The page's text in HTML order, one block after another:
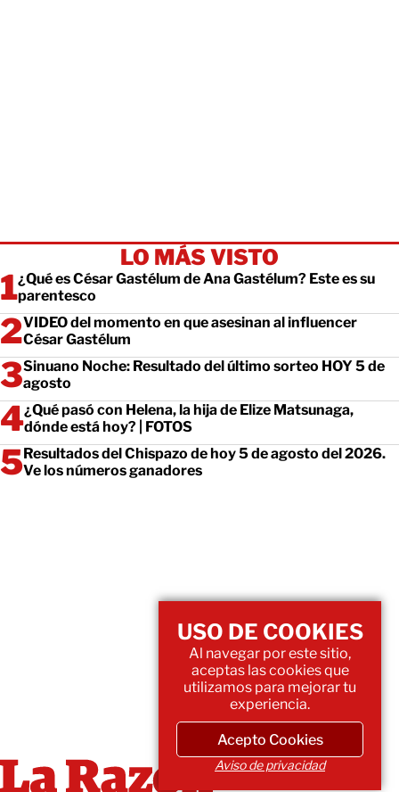
LO MÁS VISTO
¿Qué es César Gastélum de Ana Gastélum? Este es su
parentesco
VIDEO del momento en que asesinan al influencer
César Gastélum
Sinuano Noche: Resultado del último sorteo HOY 5 de
agosto
¿Qué pasó con Helena, la hija de Elize Matsunaga,
dónde está hoy? | FOTOS
Resultados del Chispazo de hoy 5 de agosto del 2026.
Ve los números ganadores
USO DE COOKIES
Al navegar por este sitio,
aceptas las cookies que
utilizamos para mejorar tu
experiencia.
Acepto Cookies
Aviso de privacidad